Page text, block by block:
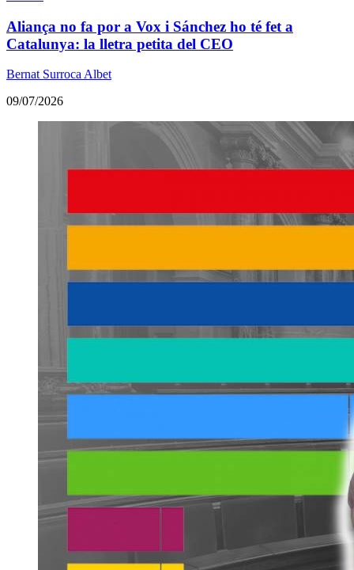
Aliança no fa por a Vox i Sánchez ho té fet a
Catalunya: la lletra petita del CEO
Bernat Surroca Albet
09/07/2026